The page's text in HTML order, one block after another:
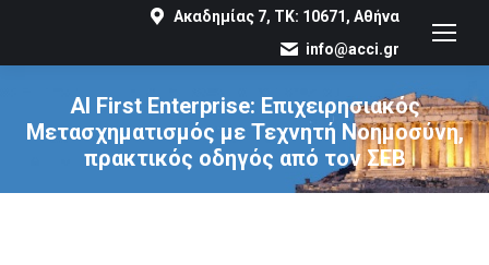
Ακαδημίας 7, ΤΚ: 10671, Αθήνα
info@acci.gr
AI First Enterprise: Επιχειρησιακός
Μετασχηματισμός με Τεχνητή Νοημοσύνη,
πρακτικός οδηγός από τον ΣΕΒ
You are here: